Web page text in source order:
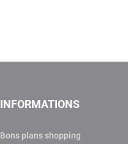
INFORMATIONS
Bons plans shopping